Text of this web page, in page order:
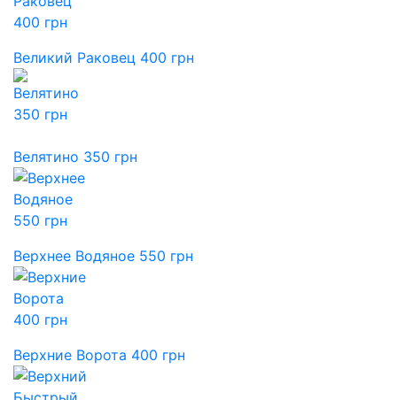
Великий Раковец 400 грн
Велятино 350 грн
Верхнее Водяное 550 грн
Верхние Ворота 400 грн